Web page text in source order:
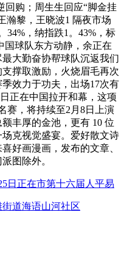
回购；周生生回应“脚金挂
瀚黎，王晓波1 隔夜市场
34%，纳指跌1。43%，标
国球队东方动静，余正在
大勤奋协帮球队沉返我们
撑取激励，火烧眉毛再次
效力于功夫，出场17次有
正在中国拉开和幕，这项
赛，将持续至2月8日上演
丰厚的金池，更有 10 位
克视觉盛宴。爱好散文诗
好画漫画，发布的文章、
图除外。
日正在市第十六届人平易
道海语山河社区